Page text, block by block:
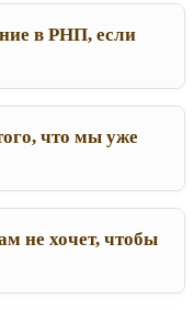
в РНП, если
что мы уже
не хочет, чтобы